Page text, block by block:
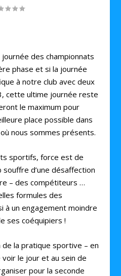
des championnats
phase et si la journée
à notre club avec deux
cette ultime journée reste
le maximum pour
place possible dans
nous sommes présents.
sportifs, force est de
d’une désaffection
– des compétiteurs …
formules des
à un engagement moindre
ses coéquipiers !
la pratique sportive – en
le jour et au sein de
pour la seconde